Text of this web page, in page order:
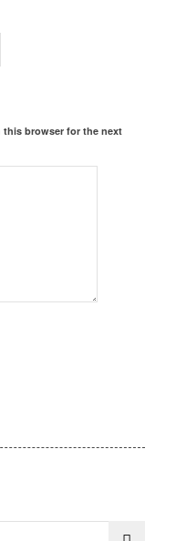
this browser for the next